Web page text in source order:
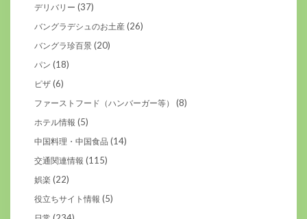
デリバリー (37)
バングラデシュのお土産 (26)
バングラ珍百景 (20)
パン (18)
ピザ (6)
ファーストフード（ハンバーガー等） (8)
ホテル情報 (5)
中国料理・中国食品 (14)
交通関連情報 (115)
娯楽 (22)
役立ちサイト情報 (5)